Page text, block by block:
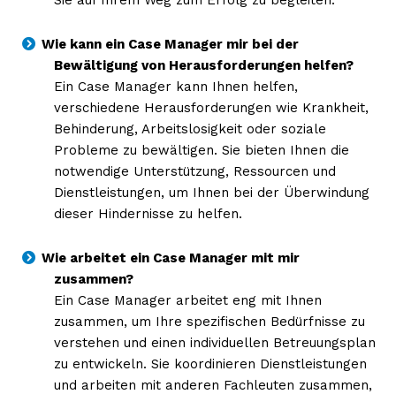
Wie kann ein Case Manager mir bei der
Bewältigung von Herausforderungen helfen?
Ein Case Manager kann Ihnen helfen,
verschiedene Herausforderungen wie Krankheit,
Behinderung, Arbeitslosigkeit oder soziale
Probleme zu bewältigen. Sie bieten Ihnen die
notwendige Unterstützung, Ressourcen und
Dienstleistungen, um Ihnen bei der Überwindung
dieser Hindernisse zu helfen.
Wie arbeitet ein Case Manager mit mir
zusammen?
Ein Case Manager arbeitet eng mit Ihnen
zusammen, um Ihre spezifischen Bedürfnisse zu
verstehen und einen individuellen Betreuungsplan
zu entwickeln. Sie koordinieren Dienstleistungen
und arbeiten mit anderen Fachleuten zusammen,